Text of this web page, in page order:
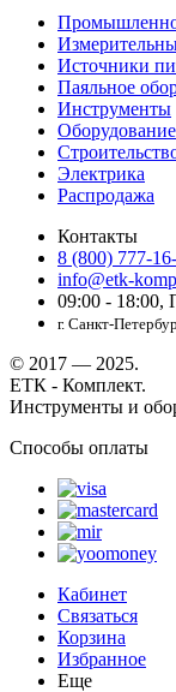
Источники
Паяльное
Инструменты
Электрика
Распродажа
Контакты
8 (800) 777-
info@etk-
09:00 - 18:00,
г. Санкт-
© 2017 — 2025.
ЕТК - Комплект.
Инструменты и
Способы оплаты
Кабинет
Связаться
Корзина
Избранное
Еще